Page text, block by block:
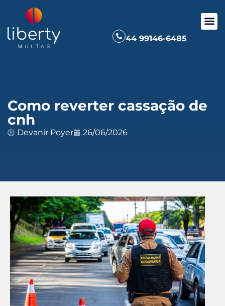
44 99146-6485
Como reverter cassação de
cnh
Devanir Poyer 26/06/2026